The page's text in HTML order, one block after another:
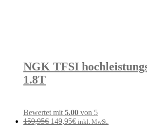
NGK TFSI
1.8T
Bewertet mit 5.00 von 5
159,95€ Ursprünglicher
149,95€Aktueller
inkl. MwSt.